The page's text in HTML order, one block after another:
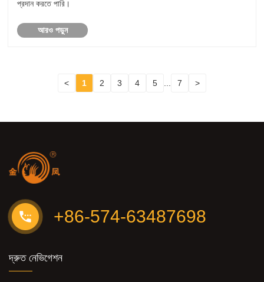
প্রদান করতে পারি।
আরও পড়ুন
< 1 2 3 4 5 ... 7 >
+86-574-63487698
দ্রুত নেভিগেশন